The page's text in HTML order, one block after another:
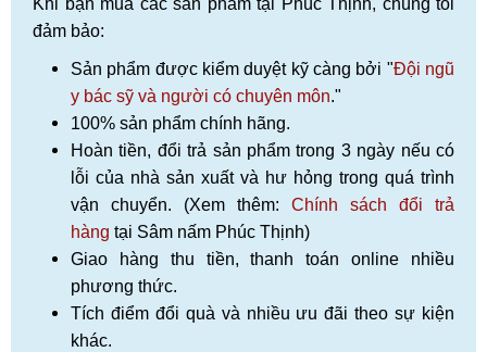
Khi bạn mua các sản phẩm tại Phúc Thịnh, chúng tôi
đảm bảo:
Sản phẩm được kiểm duyệt kỹ càng bởi "Đội ngũ
y bác sỹ và người có chuyên môn."
100% sản phẩm chính hãng.
Hoàn tiền, đổi trả sản phẩm trong 3 ngày nếu có
lỗi của nhà sản xuất và hư hỏng trong quá trình
vận chuyển. (Xem thêm: Chính sách đổi trả
hàng tại Sâm nấm Phúc Thịnh)
Giao hàng thu tiền, thanh toán online nhiều
phương thức.
Tích điểm đổi quà và nhiều ưu đãi theo sự kiện
khác.